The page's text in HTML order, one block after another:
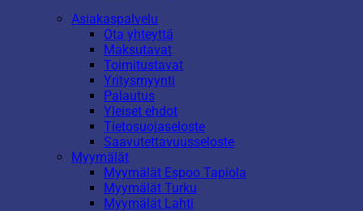
Asiakaspalvelu
Ota yhteyttä
Maksutavat
Toimitustavat
Yritysmyynti
Palautus
Yleiset ehdot
Tietosuojaseloste
Saavutettavuusseloste
Myymälät
Myymälät Espoo Tapiola
Myymälät Turku
Myymälät Lahti